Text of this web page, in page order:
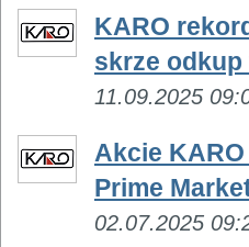
KARO
skrze
11.09.2025
Akcie
Prime
02.07.2025